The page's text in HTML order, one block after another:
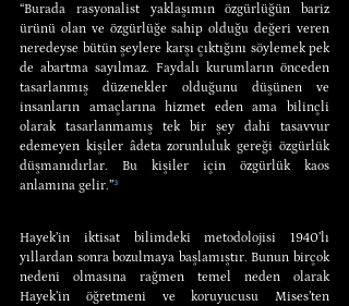
“Burada rasyonalist yaklaşımın özgürlüğün bariz
ürünü olan ve özgürlüğe sahip olduğu değeri veren
neredeyse bütün şeylere karşı çıktığını söylemek pek
de abartma sayılmaz. Faydalı kurumların önceden
tasarlanmış düzenekler olduğunu düşünen ve
insanların amaçlarına hizmet eden ama bilinçli
olarak tasarlanmamış tek bir şey dahi tasavvur
edemeyen kişiler âdeta zorunluluk gereği özgürlük
düşmanıdırlar. Bu kişiler için özgürlük kaos
anlamına gelir.”³
Hayek’in iktisat bilimdeki metodolojisi 1940’lı
yıllardan sonra bozulmaya başlamıştır. Bunun birçok
nedeni olmasına rağmen temel neden olarak
Hayek’in öğretmeni ve koruyucusu Mises’ten